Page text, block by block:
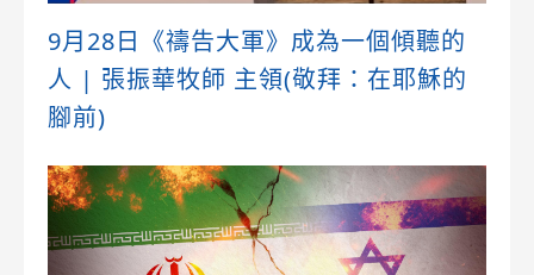
9月28日《禱告大軍》成為一個傾聽的
人 | 張振華牧師 主領(敬拜：在耶穌的
腳前)